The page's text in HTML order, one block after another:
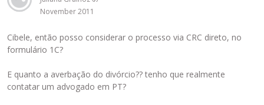
November 2011
Cibele, então posso considerar o processo via CRC direto, no
formulário 1C?
E quanto a averbação do divórcio?? tenho que realmente
contatar um advogado em PT?